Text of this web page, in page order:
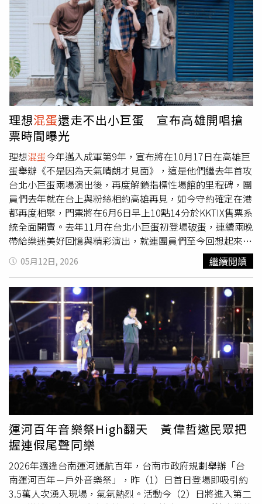
他成員則點頭附和「掛保證」，笑說：「建廷是我們的『身
材擔當』，而且是穿衣顯瘦、脫衣有肉的好身材！」高爾宣
在彩排室化身健身教練。（圖／2026 ID.音樂節提供）
很多決定。也更關心團的發展。」建廷則表示：「我們家不
是走抗爭路線的，是默默關心，不會讓我餓死的路線。身為
傳統華人家庭，或者現代一點的說法，我們家應該算是I人
家庭。因此我好像沒有感受到什麼變化，演出當天家人很開
心，但隔天又變回跟平常一樣，滿特別的。」阿哲完全沒有
跟家人在這題上吵過架，時常報備自己正在忙什麼，最後到
要辭掉醫院工作的決定時，長輩們很放心也很支持，這些年
來他有了體悟：「現在更多的是把握彼此相處時間，跟勇敢
表達愛！」雞丁離開醫院工作的時候，同樣是醫師的姊姊是
最擔心的，甚至一度無法理解為何要放棄原本這麼穩定也很
有意義的工作，離職前姐弟倆還在電話裡大吵一架，隨著團
體發展得越來越好，他分享姊姊轉為支持的改變：「看見我
的努力和成就，也變成了我的啦啦隊，總會到場支持我們的
演唱會。這次小巨蛋她也和爸爸、媽媽都一起出席，也在社
群上分享了她的心情，終於理解了我的選擇、看見我們用音
樂療癒他人的美好。」MV邀請創作才子廖文強擔任導演，
這也是雙方繼合唱〈絕地花園〉後再續前緣，用其獨特的親
情視角來刻劃出動人劇情，更邀來實力派演員黃迪揚擔綱男
主角，呈現出母子相處的細膩互動、追憶母親而情緒潰堤的
哭戲、到最後一場孤獨坐在餐桌吃著便當，其精湛演技讓人
看得觸動內心落淚。四位團員在MV中則都有畫龍點睛的客
串演出，雞丁和可沛是街頭藝人、建廷在路邊擺攤賣飾品、
阿哲沿街發送傳單。理想
混蛋邀請黃迪揚演出MV。（圖／
何樂音樂提供）
理想混蛋還走不出小巨蛋 宣布高雄開唱搶
票時間曝光
理想混蛋今年邁入成軍第9年，宣布將在10月17日在高雄巨
蛋舉辦《不是因為天氣晴朗才見面》，這是他們繼去年首攻
台北小巨蛋兩場演出後，再度解鎖指標性場館的里程碑，團
員們去年就在台上與粉絲相約高雄再見，如今守約確定在港
都再度相聚，門票將在6月6日早上10點14分於KKTIX售票系
統全面開賣。去年11月在台北小巨蛋初登場破蛋，連續兩晚
帶給樂迷美好回憶與精彩演出，就連團員們至今回想起來依
舊悸動，好奇各自花了多久時間整理心情？吉他手阿哲形
容：「少說花了3個月才走出來，每天都在滑網路上的精采
片段。」鼓手可沛當時在台上真情流露，哭到無法自己，從
中帶給自己許多成長養分：「我花了兩個月左右的時間整理
好自己的心情，真的覺得自己很幸運，能夠站上這個殿堂級
的舞台，內心充滿感激。這個過程我也一直在慢慢學習要如
何冷靜面對一件很大的挑戰。」主唱雞丁至今仍在細細回味
這一切：「我覺得我到現在都還在回味！畢竟是一生一次的
破蛋之旅，過程中的所有感受都捨不得讓它溜走。當時也連
載了好幾篇心情文章，還在IG上面特別開了一個Hashtag叫
#雞天天氣晴，高雄巨蛋後肯定也會讓故事繼續下去的
吧！」攻蛋後帶給阿哲在演出蛻變：「以往在演出前，我都
會感到很有壓力、很緊張，但因為小巨蛋在我心中留下的是
一個無比享受的體驗，也像是一劑強心針打在心上，我會告
訴我自己『小巨蛋都站上去過了，還有什麼好緊張的！』我
想這場演唱會給我自己建立起的自信感，會是我很棒的武
器，也會繼續用這樣的積極心態來迎接高雄巨蛋和之後的每
一場表演。」理想混蛋對於去年小巨蛋演唱會仍念念不忘。
05月12日, 2026 繼續閱讀
運河百年音樂祭High翻天 黃偉哲邀民眾把
握連假尾聲同樂
2026年適逢台南運河通航百年，台南市政府規劃舉辦「台
南運河百年－戶外音樂祭」，昨（1）日首日登場即吸引約
3.5萬人次湧入現場，氣氛熱烈。活動今（2）日將進入第二